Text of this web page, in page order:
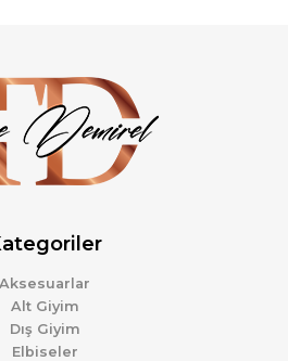
Aksesuarlar
Alt Giyim
Dış Giyim
Elbiseler